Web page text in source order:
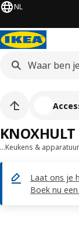
NL
…Keukens & apparatuur
Laat ons je
Boek nu